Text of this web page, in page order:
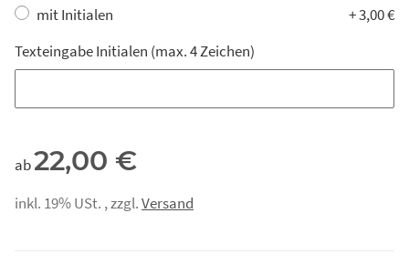
mit Initialen
+ 3,00 €
Texteingabe Initialen (max. 4 Zeichen)
ab22,00 €
inkl. 19% USt. , zzgl.Versand